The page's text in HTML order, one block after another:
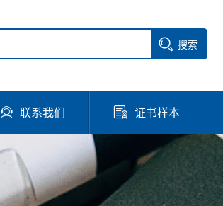
搜索
联系我们 证书样本